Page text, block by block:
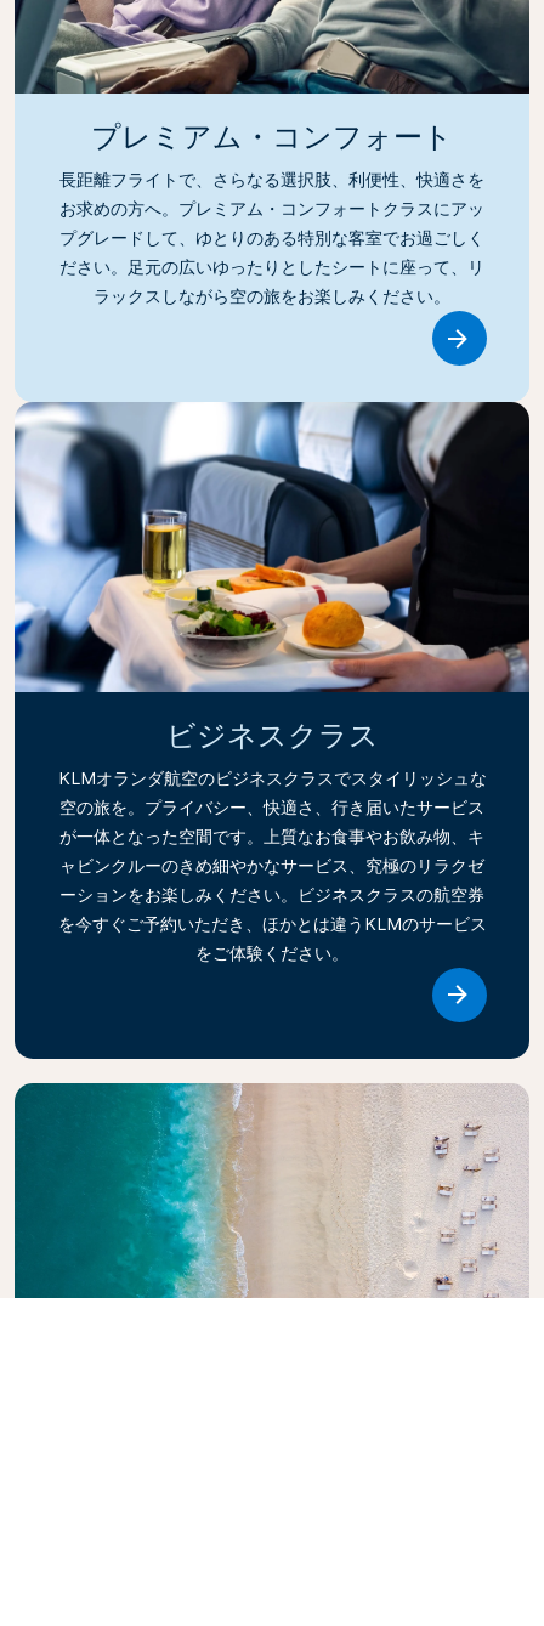
プレミアム・コンフォート
長距離フライトで、さらなる選択肢、利便性、快適さを
お求めの方へ。プレミアム・コンフォートクラスにアッ
プグレードして、ゆとりのある特別な客室でお過ごしく
ださい。足元の広いゆったりとしたシートに座って、リ
ラックスしながら空の旅をお楽しみください。
ビジネスクラス
KLMオランダ航空のビジネスクラスでスタイリッシュな
空の旅を。プライバシー、快適さ、行き届いたサービス
が一体となった空間です。上質なお食事やお飲み物、キ
ャビンクルーのきめ細やかなサービス、究極のリラクゼ
ーションをお楽しみください。ビジネスクラスの航空券
を今すぐご予約いただき、ほかとは違うKLMのサービス
をご体験ください。